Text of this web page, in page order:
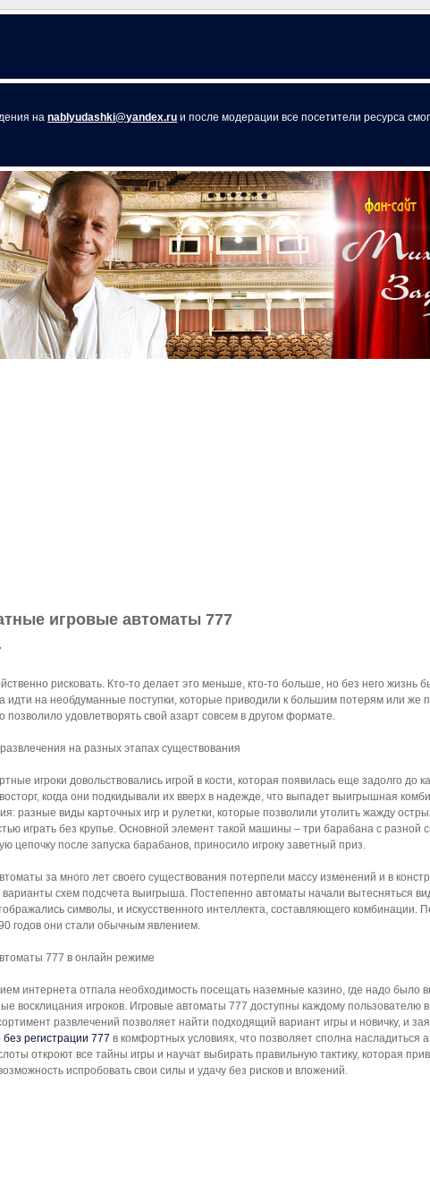
наnablyudashki@yandex.ru и после модерации все посетители ресурса
игровые автоматы 777
рисковать. Кто-то делает это меньше, кто-то больше, но без него
идти на необдуманные поступки, которые приводили к большим потерям или же
позволило удовлетворять свой азарт совсем в другом формате.
на разных этапах существования
игроки довольствовались игрой в кости, которая появилась еще задолго
когда они подкидывали их вверх в надежде, что выпадет выигрышная
разные виды карточных игр и рулетки, которые позволили утолить жажду
играть без крупье. Основной элемент такой машины – три барабана с
цепочку после запуска барабанов, приносило игроку заветный приз.
за много лет своего существования потерпели массу изменений и в
схем подсчета выигрыша. Постепенно автоматы начали вытесняться
символы, и искусственного интеллекта, составляющего комбинации.
годов они стали обычным явлением.
777 в онлайн режиме
интернета отпала необходимость посещать наземные казино, где надо было
восклицания игроков. Игровые автоматы 777 доступны каждому пользователю
развлечений позволяет найти подходящий вариант игры и новичку, и
регистрации 777 в комфортных условиях, что позволяет сполна
откроют все тайны игры и научат выбирать правильную тактику, которая
испробовать свои силы и удачу без рисков и вложений.